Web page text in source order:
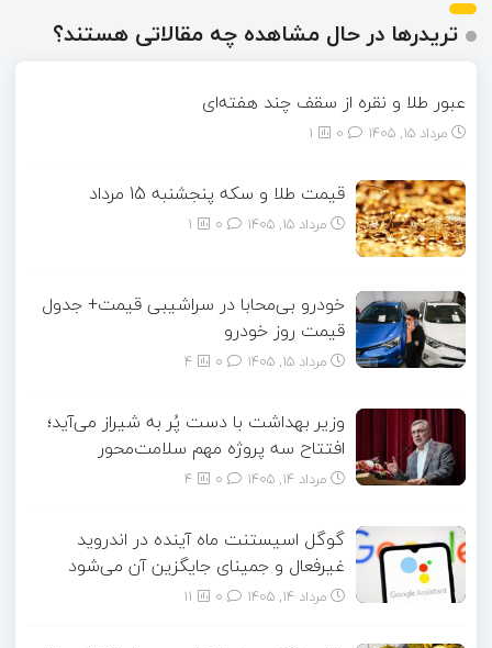
تریدرها در حال مشاهده چه مقالاتی هستند؟
عبور طلا و نقره از سقف چند هفته‌ای
مرداد ۱۵, ۱۴۰۵ 1
قیمت طلا و سکه پنجشنبه 15 مرداد
مرداد ۱۵, ۱۴۰۵ 1
خودرو بی‌محابا در سراشیبی قیمت+ جدول
قیمت روز خودرو
مرداد ۱۵, ۱۴۰۵ 4
وزیر بهداشت با دست پُر به شیراز می‌آید؛
افتتاح سه پروژه مهم سلامت‌محور
مرداد ۱۴, ۱۴۰۵ 4
گوگل اسیستنت ماه آینده در اندروید
غیرفعال و جمینای جایگزین آن می‌شود
مرداد ۱۴, ۱۴۰۵ 11